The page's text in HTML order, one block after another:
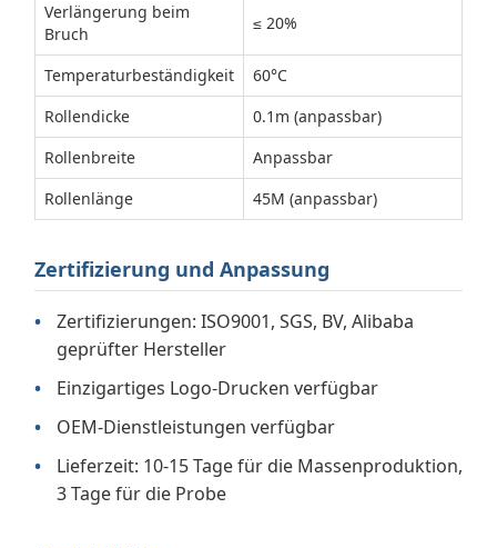
Verlängerung beim
Bruch
≤ 20%
Temperaturbeständigkeit
60°C
Rollendicke
0.1m (anpassbar)
Rollenbreite
Anpassbar
Rollenlänge
45M (anpassbar)
Zertifizierung und Anpassung
Zertifizierungen: ISO9001, SGS, BV, Alibaba
geprüfter Hersteller
Einzigartiges Logo-Drucken verfügbar
OEM-Dienstleistungen verfügbar
Lieferzeit: 10-15 Tage für die Massenproduktion,
3 Tage für die Probe